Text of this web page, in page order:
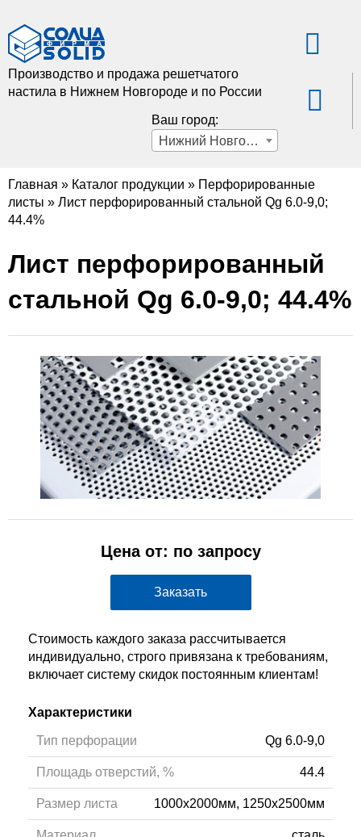
Производство и продажа решетчатого
настила в Нижнем Новгороде и по России
Ваш город:
Нижний Новгород
Главная » Каталог продукции » Перфорированные
листы » Лист перфорированный стальной Qg 6.0-9,0;
44.4%
Лист перфорированный
стальной Qg 6.0-9,0; 44.4%
Цена от: по запросу
Заказать
Стоимость каждого заказа рассчитывается
индивидуально, строго привязана к требованиям,
включает систему скидок постоянным клиентам!
Характеристики
Тип перфорации Qg 6.0-9,0
Площадь отверстий, % 44.4
Размер листа 1000x2000мм, 1250x2500мм